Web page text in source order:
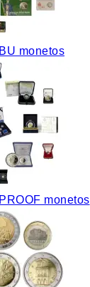
monetos
monetos